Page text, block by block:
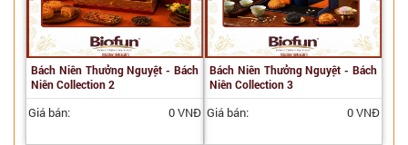
Bách Niên Thưởng Nguyệt - Bách
Niên Collection 2
Giá bán: 0 VNĐ
Bách Niên Thưởng Nguyệt - Bách
Niên Collection 3
Giá bán: 0 VNĐ